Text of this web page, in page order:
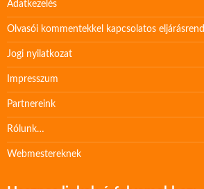
Adatkezelés
Olvasói kommentekkel kapcsolatos eljárásrend
Jogi nyilatkozat
Impresszum
Partnereink
Rólunk…
Webmestereknek